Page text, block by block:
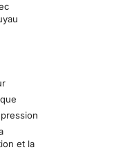
et la